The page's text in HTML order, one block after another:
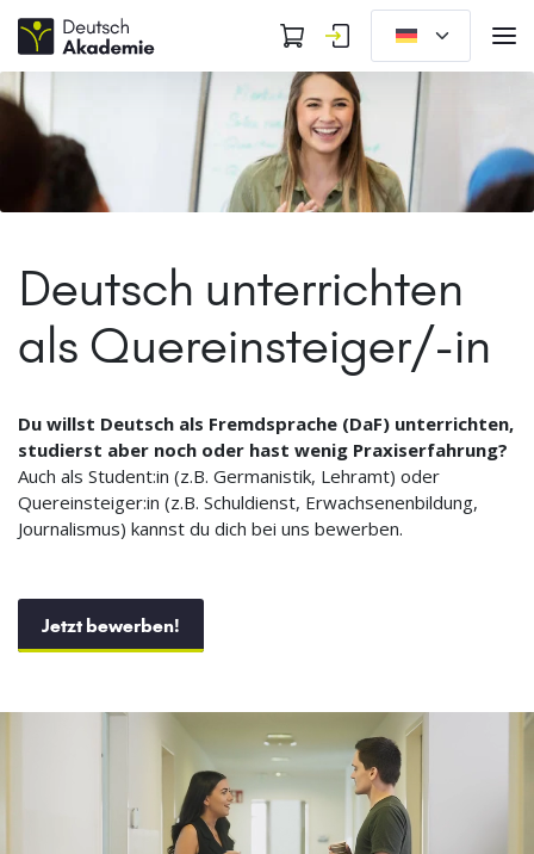
Deutsch unterrichten
als Quereinsteiger/-in
Du willst Deutsch als Fremdsprache (DaF) unterrichten,
studierst aber noch oder hast wenig Praxiserfahrung?
Auch als Student:in (z.B. Germanistik, Lehramt) oder
Quereinsteiger:in (z.B. Schuldienst, Erwachsenenbildung,
Journalismus) kannst du dich bei uns bewerben.
Jetzt bewerben!